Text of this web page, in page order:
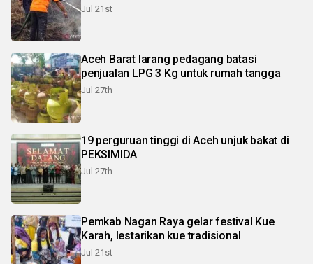
Jul 21st
Aceh Barat larang pedagang batasi
penjualan LPG 3 Kg untuk rumah tangga
Jul 27th
19 perguruan tinggi di Aceh unjuk bakat di
PEKSIMIDA
Jul 27th
Pemkab Nagan Raya gelar festival Kue
Karah, lestarikan kue tradisional
Jul 21st